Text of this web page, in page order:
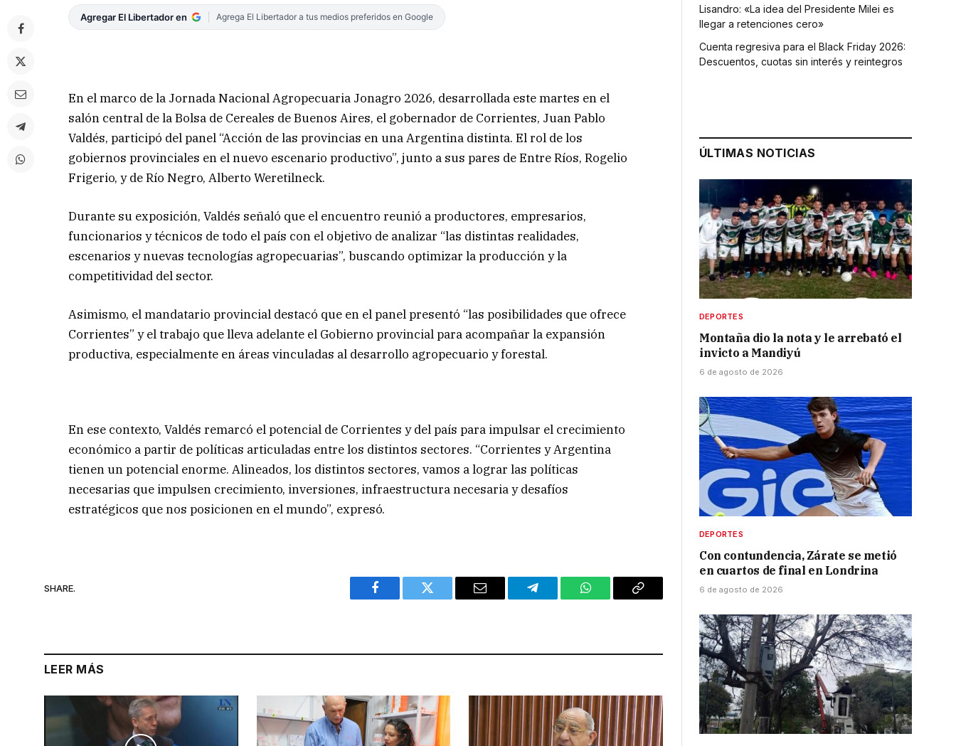
Agregar El Libertador en Agrega El Libertador a tus medios preferidos en Google
En el marco de la Jornada Nacional Agropecuaria Jonagro 2026, desarrollada este martes en el
salón central de la Bolsa de Cereales de Buenos Aires, el gobernador de Corrientes, Juan Pablo
Valdés, participó del panel “Acción de las provincias en una Argentina distinta. El rol de los
gobiernos provinciales en el nuevo escenario productivo”, junto a sus pares de Entre Ríos, Rogelio
Frigerio, y de Río Negro, Alberto Weretilneck.
Durante su exposición, Valdés señaló que el encuentro reunió a productores, empresarios,
funcionarios y técnicos de todo el país con el objetivo de analizar “las distintas realidades,
escenarios y nuevas tecnologías agropecuarias”, buscando optimizar la producción y la
competitividad del sector.
Asimismo, el mandatario provincial destacó que en el panel presentó “las posibilidades que ofrece
Corrientes” y el trabajo que lleva adelante el Gobierno provincial para acompañar la expansión
productiva, especialmente en áreas vinculadas al desarrollo agropecuario y forestal.
En ese contexto, Valdés remarcó el potencial de Corrientes y del país para impulsar el crecimiento
económico a partir de políticas articuladas entre los distintos sectores. “Corrientes y Argentina
tienen un potencial enorme. Alineados, los distintos sectores, vamos a lograr las políticas
necesarias que impulsen crecimiento, inversiones, infraestructura necesaria y desafíos
estratégicos que nos posicionen en el mundo”, expresó.
SHARE.
Facebook Twitter Email Telegram WhatsAppCopy
LEER MÁS
Lisandro: «La idea del Presidente Milei es
llegar a retenciones cero»
Cuenta regresiva para el Black Friday 2026:
Descuentos, cuotas sin interés y reintegros
ÚLTIMAS NOTICIAS
DEPORTES
Montaña dio la nota y le arrebató el
invicto a Mandiyú
6 de agosto de 2026
DEPORTES
Con contundencia, Zárate se metió
en cuartos de final en Londrina
6 de agosto de 2026